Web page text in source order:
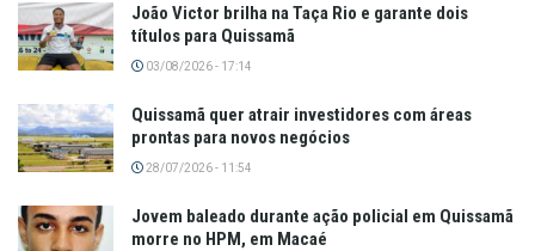
João Victor brilha na Taça Rio e garante dois
títulos para Quissamã
03/08/2026 - 17:14
Quissamã quer atrair investidores com áreas
prontas para novos negócios
28/07/2026 - 11:54
Jovem baleado durante ação policial em Quissamã
morre no HPM, em Macaé